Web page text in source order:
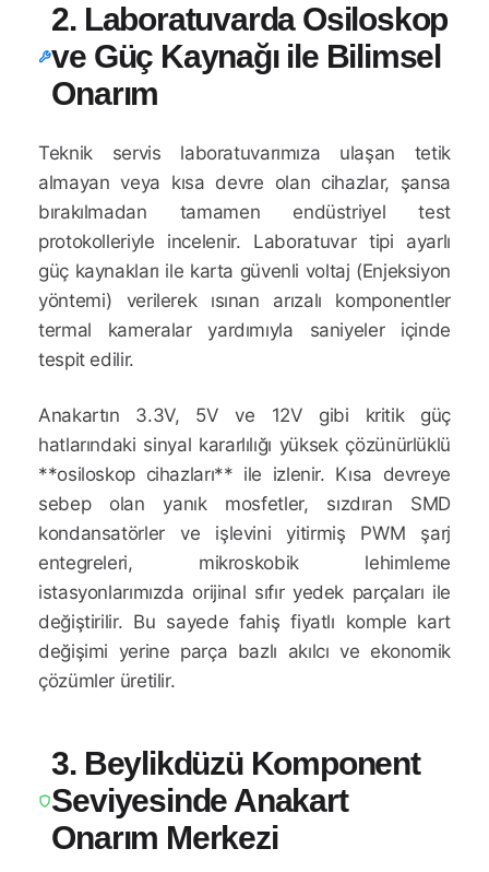
2. Laboratuvarda Osiloskop
ve Güç Kaynağı ile Bilimsel
Onarım
Teknik servis laboratuvarımıza ulaşan tetik
almayan veya kısa devre olan cihazlar, şansa
bırakılmadan tamamen endüstriyel test
protokolleriyle incelenir. Laboratuvar tipi ayarlı
güç kaynakları ile karta güvenli voltaj (Enjeksiyon
yöntemi) verilerek ısınan arızalı komponentler
termal kameralar yardımıyla saniyeler içinde
tespit edilir.
Anakartın 3.3V, 5V ve 12V gibi kritik güç
hatlarındaki sinyal kararlılığı yüksek çözünürlüklü
**osiloskop cihazları** ile izlenir. Kısa devreye
sebep olan yanık mosfetler, sızdıran SMD
kondansatörler ve işlevini yitirmiş PWM şarj
entegreleri, mikroskobik lehimleme
istasyonlarımızda orijinal sıfır yedek parçaları ile
değiştirilir. Bu sayede fahiş fiyatlı komple kart
değişimi yerine parça bazlı akılcı ve ekonomik
çözümler üretilir.
3. Beylikdüzü Komponent
Seviyesinde Anakart
Onarım Merkezi